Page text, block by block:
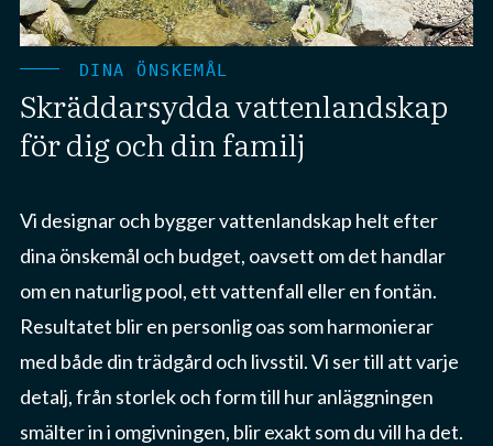
DINA ÖNSKEMÅL
Skräddarsydda vattenlandskap
för dig och din familj
Vi designar och bygger vattenlandskap helt efter
dina önskemål och budget, oavsett om det handlar
om en naturlig pool, ett vattenfall eller en fontän.
Resultatet blir en personlig oas som harmonierar
med både din trädgård och livsstil. Vi ser till att varje
detalj, från storlek och form till hur anläggningen
smälter in i omgivningen, blir exakt som du vill ha det.